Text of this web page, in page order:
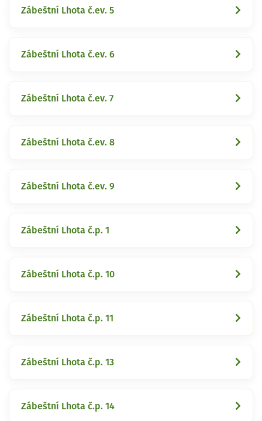
Zábeštní Lhota č.ev. 5
Zábeštní Lhota č.ev. 6
Zábeštní Lhota č.ev. 7
Zábeštní Lhota č.ev. 8
Zábeštní Lhota č.ev. 9
Zábeštní Lhota č.p. 1
Zábeštní Lhota č.p. 10
Zábeštní Lhota č.p. 11
Zábeštní Lhota č.p. 13
Zábeštní Lhota č.p. 14